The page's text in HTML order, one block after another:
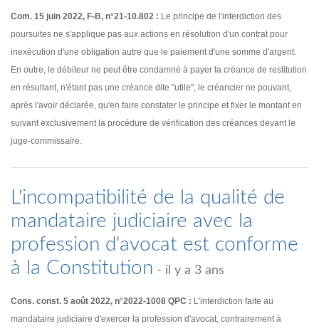
Com. 15 juin 2022, F-B, n°21-10.802 : Le principe de l'interdiction des
poursuites ne s'applique pas aux actions en résolution d'un contrat pour
inexécution d'une obligation autre que le paiement d'une somme d'argent.
En outre, le débiteur ne peut être condamné à payer la créance de restitution
en résultant, n'étant pas une créance dite "utile", le créancier ne pouvant,
après l'avoir déclarée, qu'en faire constater le principe et fixer le montant en
suivant exclusivement la procédure de vérification des créances devant le
juge-commissaire.
L'incompatibilité de la qualité de
mandataire judiciaire avec la
profession d'avocat est conforme
à la Constitution - il y a 3 ans
Cons. const. 5 août 2022, n°2022-1008 QPC : L'interdiction faite au
mandataire judiciaire d'exercer la profession d'avocat, contrairement à